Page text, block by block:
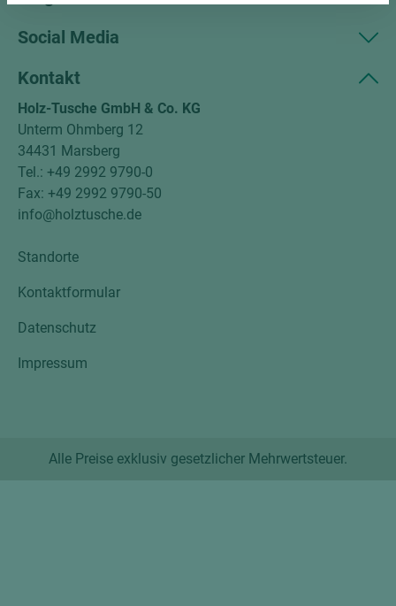
Social Media
Kontakt
Holz-Tusche GmbH & Co. KG
Unterm Ohmberg 12
34431 Marsberg
Tel.: +49 2992 9790-0
Fax: +49 2992 9790-50
info@holztusche.de
Standorte
Kontaktformular
Datenschutz
Impressum
Alle Preise exklusiv gesetzlicher Mehrwertsteuer.